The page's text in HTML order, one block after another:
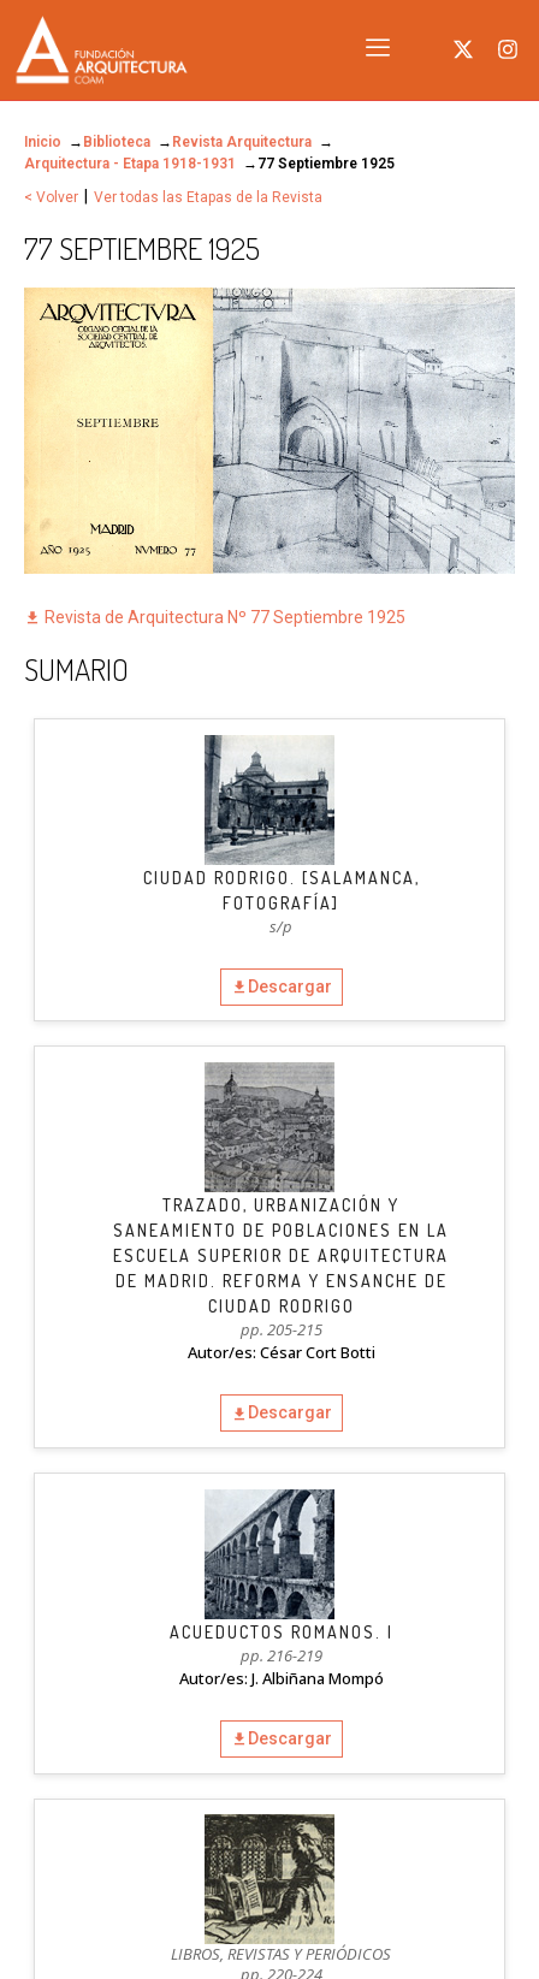
Inicio Biblioteca
Revista Arquitectura
Arquitectura - Etapa 1918-1931
77 Septiembre 1925
< Volver | Ver todas las Etapas de la Revista
77 SEPTIEMBRE 1925
Revista de Arquitectura Nº 77 Septiembre 1925
SUMARIO
CIUDAD RODRIGO. [SALAMANCA,
FOTOGRAFÍA]
s/p
Descargar
TRAZADO, URBANIZACIÓN Y
SANEAMIENTO DE POBLACIONES EN LA
ESCUELA SUPERIOR DE ARQUITECTURA
DE MADRID. REFORMA Y ENSANCHE DE
CIUDAD RODRIGO
pp. 205-215
Autor/es: César Cort Botti
Descargar
ACUEDUCTOS ROMANOS. I
pp. 216-219
Autor/es: J. Albiñana Mompó
Descargar
LIBROS, REVISTAS Y PERIÓDICOS